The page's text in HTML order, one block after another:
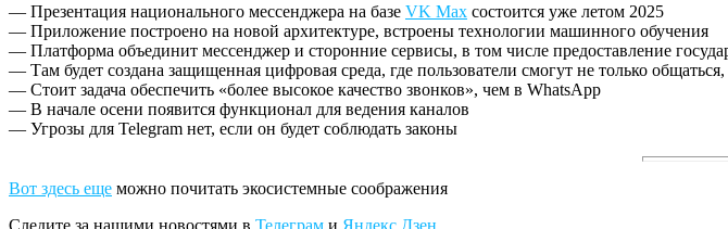
— Презентация национального мессенджера на базе VK Max состоится уже летом 2025
— Приложение построено на новой архитектуре, встроены технологии машинного обучения
— Платформа объединит мессенджер и сторонние сервисы, в том числе предоставление
— Там будет создана защищенная цифровая среда, где пользователи смогут не только
— Cтоит задача обеспечить «более высокое качество звонков», чем в WhatsApp
— В начале осени появится функционал для ведения каналов
— Угрозы для Telegram нет, если он будет соблюдать законы
Вот здесь еще можно почитать экосистемные соображения
Следите за нашими новостями в Телеграм и Яндекс.Дзен